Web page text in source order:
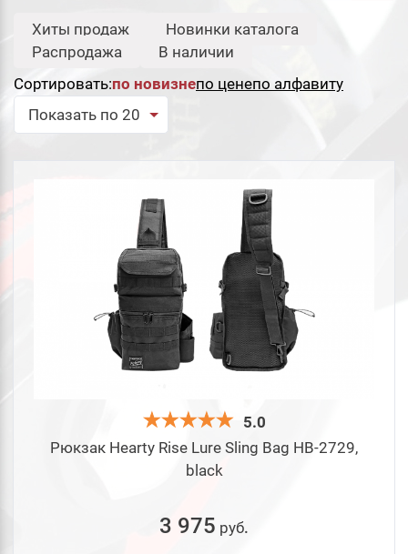
Бренд:
Свернуть
Etuoh
Сбросить
Хиты продаж
Новинки каталога
Распродажа
В наличии
Сортировать:по новизнепо ценепо алфавиту
Показать по 20
5.0
Рюкзак Hearty Rise Lure Sling Bag HB-2729,
black
3 975 руб.